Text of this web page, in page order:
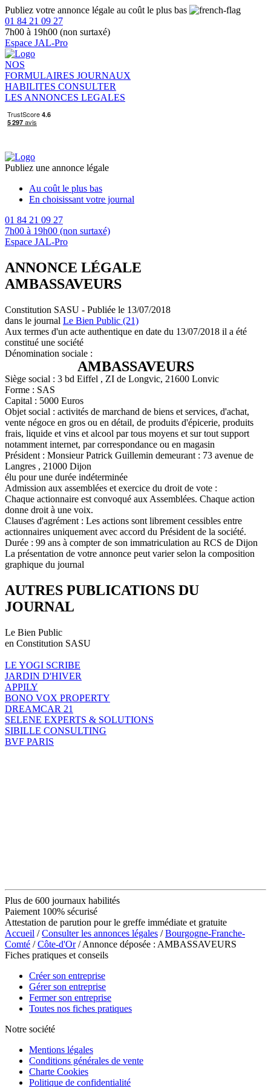
Publiez votre annonce légale au coût le plus bas
01 84 21 09 27
7h00 à 19h00 (non surtaxé)
Espace JAL-Pro
NOS
FORMULAIRES JOURNAUX
HABILITES CONSULTER
LES ANNONCES LEGALES
Publiez une annonce légale
Au coût le plus bas
En choisissant votre journal
01 84 21 09 27
7h00 à 19h00 (non surtaxé)
Espace JAL-Pro
ANNONCE LÉGALE
AMBASSAVEURS
Constitution SASU - Publiée le 13/07/2018
dans le journal Le Bien Public (21)
Aux termes d'un acte authentique en date du 13/07/2018 il a été
constitué une société
Dénomination sociale :
AMBASSAVEURS
Siège social : 3 bd Eiffel , ZI de Longvic, 21600 Lonvic
Forme : SAS
Capital : 5000 Euros
Objet social : activités de marchand de biens et services, d'achat,
vente négoce en gros ou en détail, de produits d'épicerie, produits
frais, liquide et vins et alcool par tous moyens et sur tout support
notamment internet, par correspondance ou en magasin
Président : Monsieur Patrick Guillemin demeurant : 73 avenue de
Langres , 21000 Dijon
élu pour une durée indéterminée
Admission aux assemblées et exercice du droit de vote :
Chaque actionnaire est convoqué aux Assemblées. Chaque action
donne droit à une voix.
Clauses d'agrément : Les actions sont librement cessibles entre
actionnaires uniquement avec accord du Président de la société.
Durée : 99 ans à compter de son immatriculation au RCS de Dijon
La présentation de votre annonce peut varier selon la composition
graphique du journal
AUTRES PUBLICATIONS DU
JOURNAL
Le Bien Public
en Constitution SASU
LE YOGI SCRIBE
JARDIN D'HIVER
APPILY
BONO VOX PROPERTY
DREAMCAR 21
SELENE EXPERTS & SOLUTIONS
SIBILLE CONSULTING
BVF PARIS
Plus de 600 journaux habilités
Paiement 100% sécurisé
Attestation de parution pour le greffe immédiate et gratuite
Accueil /Consulter les annonces légales /Bourgogne-Franche-
Comté /Côte-d'Or/ Annonce déposée : AMBASSAVEURS
Fiches pratiques et conseils
Créer son entreprise
Gérer son entreprise
Fermer son entreprise
Toutes nos fiches pratiques
Notre société
Mentions légales
Conditions générales de vente
Charte Cookies
Politique de confidentialité